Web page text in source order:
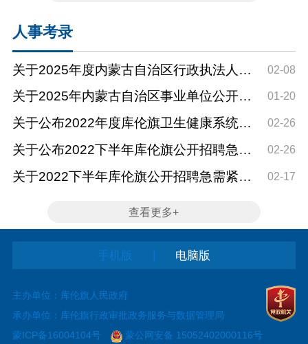
人事考录
关于2025年度内蒙古自治区行政执法人员
专场招收（库伦旗招聘...
02-08
关于2025年内蒙古自治区事业单位公开招
聘工作人员（库伦旗岗...
01-20
关于公布2022年度库伦旗卫生健康系统事
业单位公开招聘工作人...
02-26
关于公布2022下半年库伦旗公开招聘急需
紧缺教师面试成绩及进...
02-26
关于2022下半年库伦旗公开招聘急需紧缺
02-17
查看更多+
手机版 | 电脑版
主办单位：库伦旗人民政府
承办单位：库伦旗行政审批政务服务与数据管理局
蒙ICP备16004104号
蒙公网安备 15052402000116号